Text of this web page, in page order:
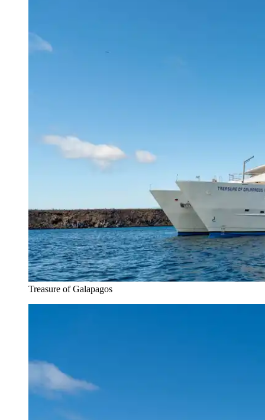
Treasure of Galapagos